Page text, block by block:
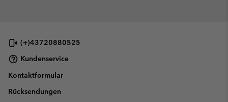
(+)43720880525
Kundenservice
Kontaktformular
Rücksendungen